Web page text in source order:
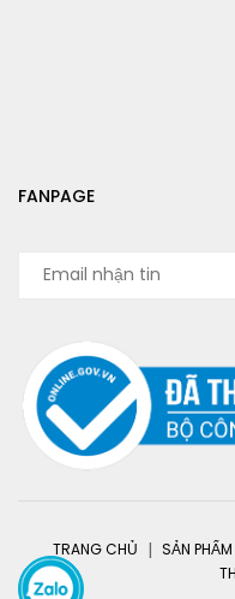
FANPAGE
TRANG CHỦ SẢN PHẨM